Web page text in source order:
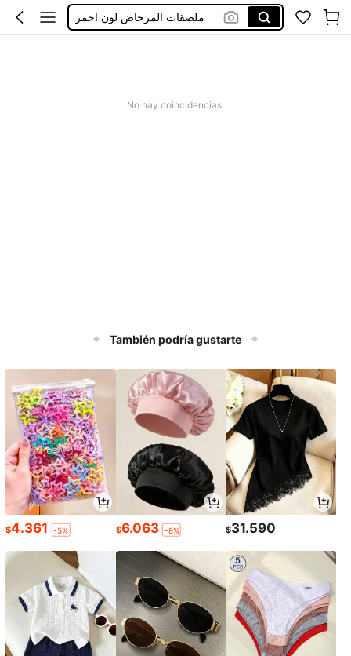
ملصقات المرحاض لون احمر
No hay coincidencias.
También podría gustarte
$4.361 -5% $6.063 -8% $31.590